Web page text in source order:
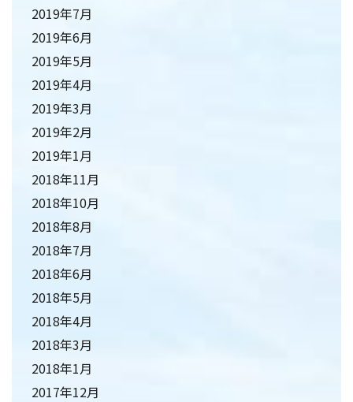
2019年7月
2019年6月
2019年5月
2019年4月
2019年3月
2019年2月
2019年1月
2018年11月
2018年10月
2018年8月
2018年7月
2018年6月
2018年5月
2018年4月
2018年3月
2018年1月
2017年12月